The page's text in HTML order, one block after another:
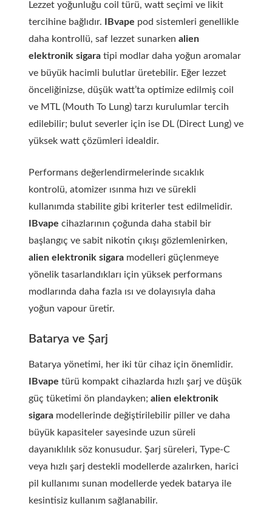
Lezzet yoğunluğu coil türü, watt seçimi ve likit
tercihine bağlıdır.
IBvape pod sistemleri genellikle
daha kontrollü, saf lezzet sunarken alien
elektronik sigara tipi modlar daha yoğun aromalar
ve büyük hacimli bulutlar üretebilir. Eğer lezzet
önceliğinizse, düşük watt’ta optimize edilmiş coil
ve MTL (Mouth To Lung) tarzı kurulumlar tercih
edilebilir; bulut severler için ise DL (Direct Lung) ve
yüksek watt çözümleri idealdir.
Performans değerlendirmelerinde sıcaklık
kontrolü, atomizer ısınma hızı ve sürekli
kullanımda stabilite gibi kriterler test edilmelidir.
IBvape cihazlarının çoğunda daha stabil bir
başlangıç ve sabit nikotin çıkışı gözlemlenirken,
alien elektronik sigara modelleri güçlenmeye
yönelik tasarlandıkları için yüksek performans
modlarında daha fazla ısı ve dolayısıyla daha
yoğun vapour üretir.
Batarya ve Şarj
Batarya yönetimi, her iki tür cihaz için önemlidir.
IBvape türü kompakt cihazlarda hızlı şarj ve düşük
güç tüketimi ön plandayken; alien elektronik
sigara modellerinde değiştirilebilir piller ve daha
büyük kapasiteler sayesinde uzun süreli
dayanıklılık söz konusudur. Şarj süreleri, Type-C
veya hızlı şarj destekli modellerde azalırken, harici
pil kullanımı sunan modellerde yedek batarya ile
kesintisiz kullanım sağlanabilir.